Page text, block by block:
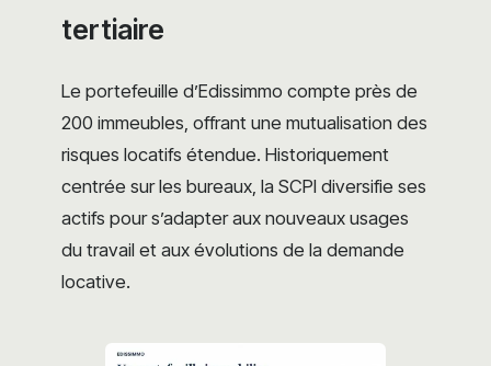
tertiaire
Le portefeuille d’Edissimmo compte près de
200 immeubles, offrant une mutualisation des
risques locatifs étendue. Historiquement
centrée sur les bureaux, la SCPI diversifie ses
actifs pour s’adapter aux nouveaux usages
du travail et aux évolutions de la demande
locative.